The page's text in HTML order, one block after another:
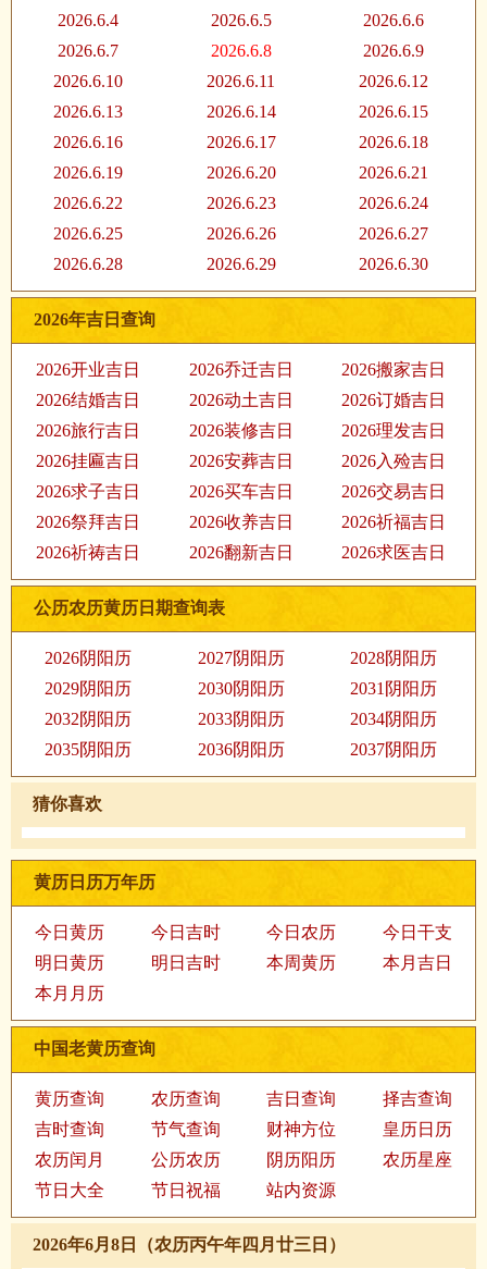
2026.6.4
2026.6.5
2026.6.6
2026.6.7
2026.6.8
2026.6.9
2026.6.10
2026.6.11
2026.6.12
2026.6.13
2026.6.14
2026.6.15
2026.6.16
2026.6.17
2026.6.18
2026.6.19
2026.6.20
2026.6.21
2026.6.22
2026.6.23
2026.6.24
2026.6.25
2026.6.26
2026.6.27
2026.6.28
2026.6.29 2026.6.30
2026年吉日查询
2026开业吉日 2026乔迁吉日
2026搬家吉日
2026结婚吉日
2026动土吉日
2026订婚吉日
2026旅行吉日
2026装修吉日
2026理发吉日
2026挂匾吉日
2026安葬吉日
2026入殓吉日
2026求子吉日
2026买车吉日
2026交易吉日
2026祭拜吉日
2026收养吉日
2026祈福吉日
2026祈祷吉日
2026翻新吉日 2026求医吉日
公历农历黄历日期查询表
2026阴阳历 2027阴阳历
2028阴阳历
2029阴阳历
2030阴阳历
2031阴阳历
2032阴阳历
2033阴阳历
2034阴阳历
2035阴阳历
2036阴阳历 2037阴阳历
猜你喜欢
黄历日历万年历
今日黄历 今日吉时 今日农历
今日干支
明日黄历
明日吉时 本周黄历
本月吉日
本月月历
中国老黄历查询
黄历查询 农历查询 吉日查询
择吉查询
吉时查询
节气查询 财神方位
皇历日历
农历闰月
公历农历 阴历阳历
农历星座
节日大全
节日祝福 站内资源
2026年6月8日（农历丙午年四月廿三日）